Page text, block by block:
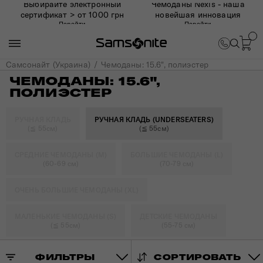
Выбирайте электронный
сертификат > от 1000 грн
Перейти
Чемоданы Nexis - наша
новейшая инновация
Перейти
Самсонайт (Украина) Чемоданы: 15.6", полиэстер
ЧЕМОДАНЫ: 15.6",
ПОЛИЭСТЕР
РУЧНАЯ КЛАДЬ (UNDERSEATERS)
(≦ 55см)
ФИЛЬТРЫ СОРТИРОВАТЬ